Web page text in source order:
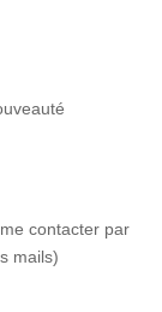
contacter par
mails)